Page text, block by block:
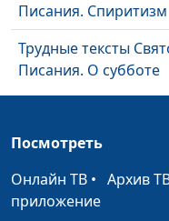
Писания. Спиритизм
Трудные тексты
Писания. О субботе
Бог?
Трудные тексты
Писания. Вина отцов
Посмотреть
Онлайн ТВ • Архив
приложение